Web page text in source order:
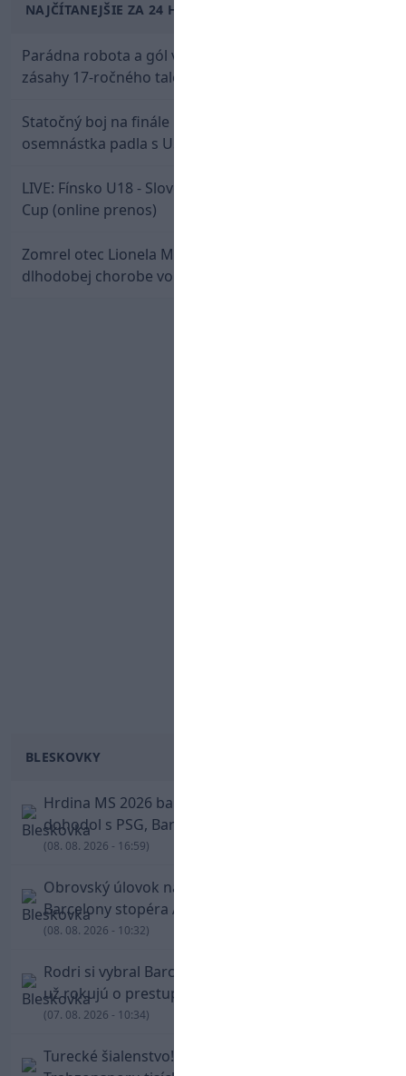
NAJČÍTANEJŠIE ZA 24 HODÍN
Parádna robota a gól v oslabení! Pozrite si oba
zásahy 17-ročného talentu Rychlíka proti USA
Statočný boj na finále nestačil: Slovenská
osemnástka padla s USA a zabojuje o bronz
LIVE: Fínsko U18 - Slovensko U18 / Hlinka-Gretzky
Cup (online prenos)
Zomrel otec Lionela Messiho. Jorge podľahol
dlhodobej chorobe vo veku 68 rokov
BLESKOVKY
Hrdina MS 2026 balí kufre! Ferran Torres sa
dohodol s PSG, Barcelona mu brániť nebude
(08. 08. 2026 - 16:59)
Obrovský úlovok na Anfielde: Liverpool získal z
Barcelony stopéra Arauja
(08. 08. 2026 - 10:32)
Rodri si vybral Barcelonu a odmietol Real. Kluby
už rokujú o prestupovej čiastke
(07. 08. 2026 - 10:34)
Turecké šialenstvo! Salaha vítali na štadióne